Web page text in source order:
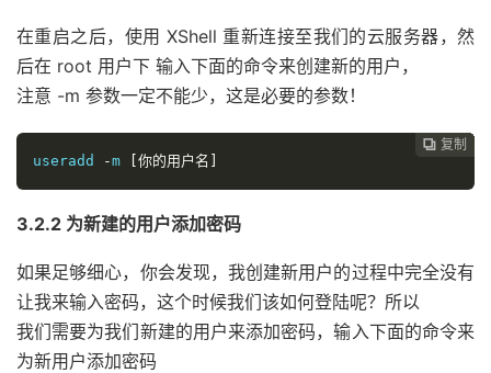
在重启之后，使用 XShell 重新连接至我们的云服务器，然
后在 root 用户下 输入下面的命令来创建新的用户，
注意 -m 参数一定不能少，这是必要的参数！
 复制
 复制
 复制
 复制
 复制
 复制
 复制
 复制
 复制
 复制
 复制
useradd
-m 你的用户名
3.2.2 为新建的用户添加密码
如果足够细心，你会发现，我创建新用户的过程中完全没有
让我来输入密码，这个时候我们该如何登陆呢？所以
我们需要为我们新建的用户来添加密码，输入下面的命令来
为新用户添加密码